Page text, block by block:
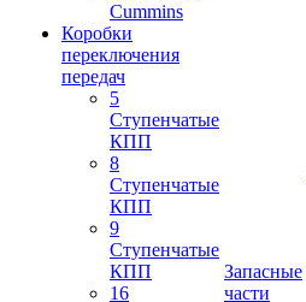
Cummins
Коробки
переключения
передач
5
Ступенчатые
КПП
8
Ступенчатые
КПП
9
Ступенчатые
КПП
16
Запасные
части